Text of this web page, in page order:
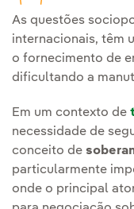
As questões
internacionais, têm
o fornecimento de
dificultando a
Em um contexto de
necessidade de
conceito de
particularmente
onde o principal